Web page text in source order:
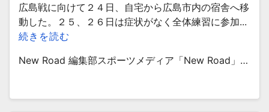
広島戦に向けて２４日、自宅から広島市内の宿舎へ移
動した。２５、２６日は症状がなく全体練習に参加...
続きを読む
New Road 編集部スポーツメディア「New Road」…